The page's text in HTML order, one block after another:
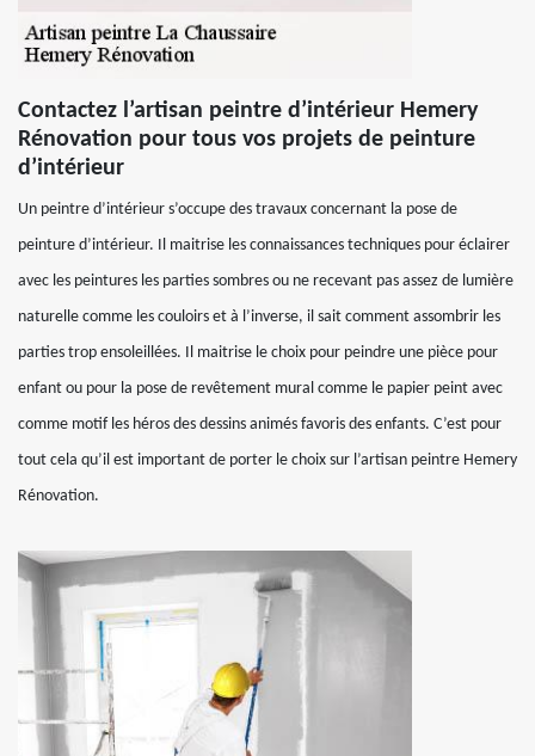
Contactez l’artisan peintre d’intérieur Hemery
Rénovation pour tous vos projets de peinture
d’intérieur
Un peintre d’intérieur s’occupe des travaux concernant la pose de
peinture d’intérieur. Il maitrise les connaissances techniques pour éclairer
avec les peintures les parties sombres ou ne recevant pas assez de lumière
naturelle comme les couloirs et à l’inverse, il sait comment assombrir les
parties trop ensoleillées. Il maitrise le choix pour peindre une pièce pour
enfant ou pour la pose de revêtement mural comme le papier peint avec
comme motif les héros des dessins animés favoris des enfants. C’est pour
tout cela qu’il est important de porter le choix sur l’artisan peintre Hemery
Rénovation.